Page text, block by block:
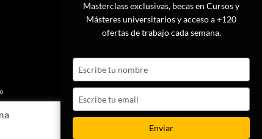
Masterclass exclusivas, becas en Cursos y
Másteres universitarios y acceso a +120
ofertas de trabajo cada semana.
name
email
Enviar
Ajustes